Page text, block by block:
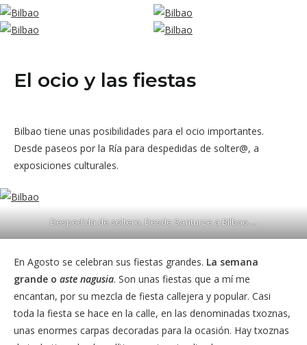
El ocio y las fiestas
Bilbao tiene unas posibilidades para el ocio importantes.
Desde paseos por la Ría para despedidas de solter@, a
exposiciones culturales.
Despedida de soltero. Desde Santurze a Bilbao….
En Agosto se celebran sus fiestas grandes. La semana
grande o aste nagusia. Son unas fiestas que a mí me
encantan, por su mezcla de fiesta callejera y popular. Casi
toda la fiesta se hace en la calle, en las denominadas txoznas,
unas enormes carpas decoradas para la ocasión. Hay txoznas